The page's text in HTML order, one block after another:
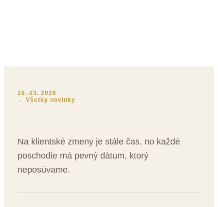
28. 03. 2026
← Všetky novinky
Na klientské zmeny je stále čas, no každé
poschodie má pevný dátum, ktorý
neposúvame.